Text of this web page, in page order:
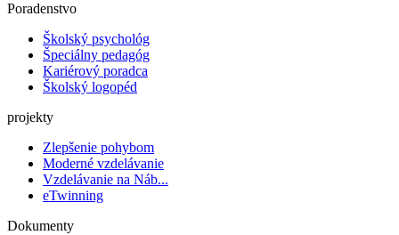
Poradenstvo
Školský psychológ
Špeciálny pedagóg
Kariérový poradca
Školský logopéd
projekty
Zlepšenie pohybom
Moderné vzdelávanie
Vzdelávanie na Náb...
eTwinning
Dokumenty